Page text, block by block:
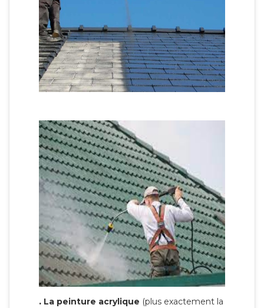
. La peinture acrylique (plus exactement la